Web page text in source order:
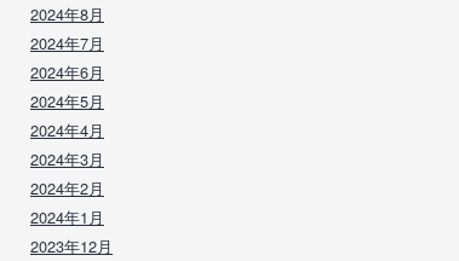
2024年8月
2024年7月
2024年6月
2024年5月
2024年4月
2024年3月
2024年2月
2024年1月
2023年12月